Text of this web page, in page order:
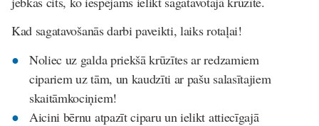
Kad sagatavošanās darbi paveikti, laiks rotaļai!
Noliec uz galda priekšā krūzītes ar redzamiem
cipariem uz tām, un kaudzīti ar pašu salasītajiem
skaitāmkociņiem!
Aicini bērnu atpazīt ciparu un ielikt attiecīgajā